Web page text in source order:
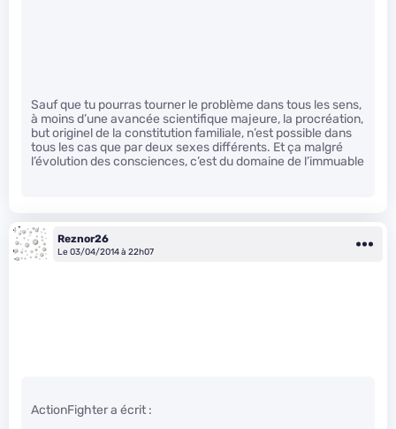
Sauf que tu pourras tourner le problème dans tous les sens,
à moins d’une avancée scientifique majeure, la procréation,
but originel de la constitution familiale, n’est possible dans
tous les cas que par deux sexes différents. Et ça malgré
l’évolution des consciences, c’est du domaine de l’immuable
Reznor26
Le 03/04/2014 à 22h07
ActionFighter a écrit :